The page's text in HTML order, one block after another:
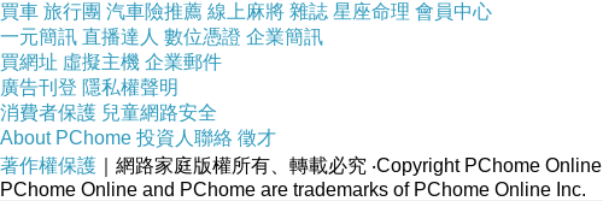
上一篇：玫友486
買車 旅行團 汽車險推薦 線上麻將 雜誌 星座命理 會員中心
一元簡訊 直播達人 數位憑證 企業簡訊
買網址 虛擬主機 企業郵件
廣告刊登 隱私權聲明
消費者保護 兒童網路安全
About PChome 投資人聯絡 徵才
著作權保護 ｜網路家庭版權所有、轉載必究 ‧Copyright PChome Online
PChome Online and PChome are trademarks of PChome Online Inc.